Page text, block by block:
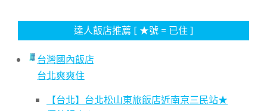
達人飯店推薦 [ ★號 = 已住 ]
台灣國內飯店
台北爽爽住
【台北】台北松山東旅飯店近南京三民站★